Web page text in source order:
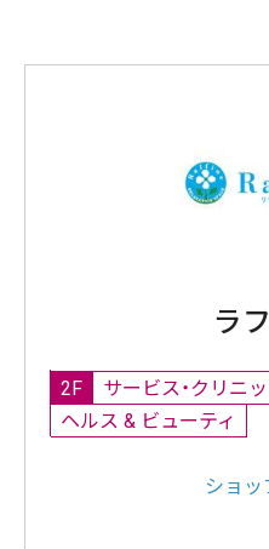
ラ
2F
サービス・クリニ
ヘルス & ビューティ
ショッ